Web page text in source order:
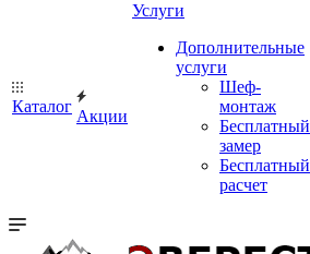
Каталог
Акции
Услуги
Дополнительные
услуги
Шеф-
монтаж
Бесплатный
замер
Бесплатный
расчет